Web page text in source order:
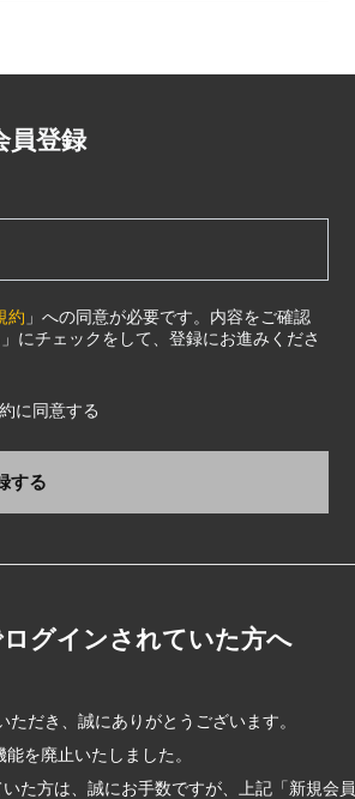
員登録
約 」への同意が必要です。内容をご確認
にチェックをして、登録にお進みくださ
に同意する
する
グインされていた方へ
だき、誠にありがとうございます。
を廃止いたしました。
た方は、誠にお手数ですが、上記「新規会員